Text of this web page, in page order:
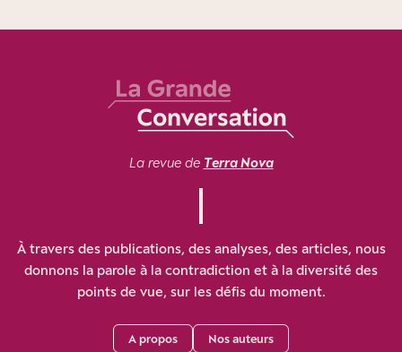
La revue de Terra Nova
À travers des publications, des analyses, des articles, nous
donnons la parole à la contradiction et à la diversité des
points de vue, sur les défis du moment.
A propos Nos auteurs